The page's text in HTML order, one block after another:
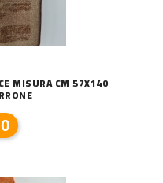
MISURA CM 57X140